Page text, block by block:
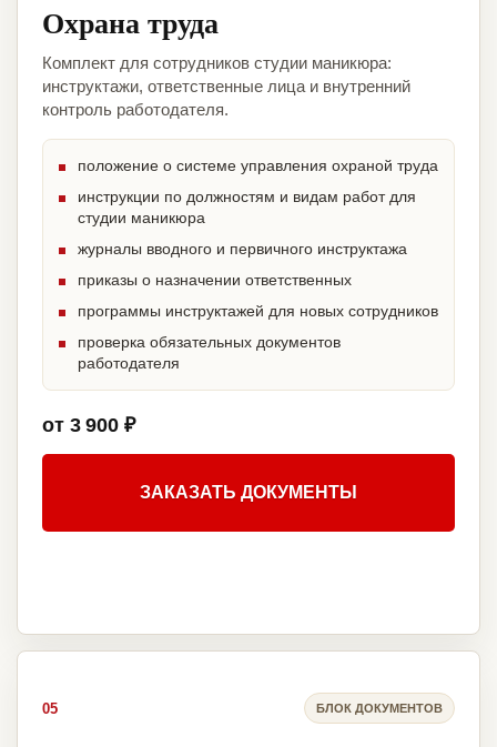
Охрана труда
Комплект для сотрудников студии маникюра:
инструктажи, ответственные лица и внутренний
контроль работодателя.
положение о системе управления охраной труда
инструкции по должностям и видам работ для
студии маникюра
журналы вводного и первичного инструктажа
приказы о назначении ответственных
программы инструктажей для новых сотрудников
проверка обязательных документов
работодателя
от 3 900 ₽
ЗАКАЗАТЬ ДОКУМЕНТЫ
05 БЛОК ДОКУМЕНТОВ